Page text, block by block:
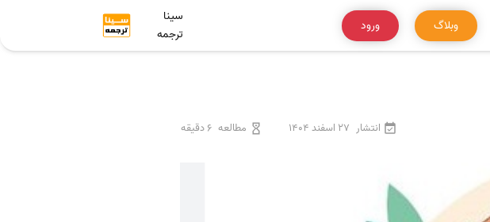
وبلاگ ورود
سینا
ترجمه
انتشار 27 اسفند 1404 مطالعه 6 دقیقه